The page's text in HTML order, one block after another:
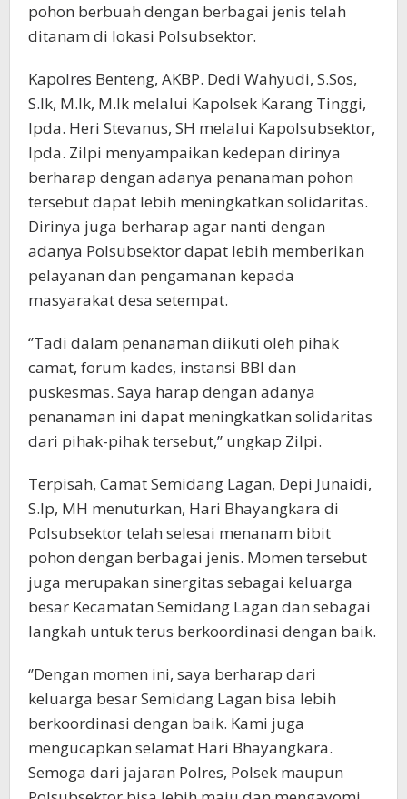
pohon berbuah dengan berbagai jenis telah
ditanam di lokasi Polsubsektor.
Kapolres Benteng, AKBP. Dedi Wahyudi, S.Sos,
S.Ik, M.Ik, M.Ik melalui Kapolsek Karang Tinggi,
Ipda. Heri Stevanus, SH melalui Kapolsubsektor,
Ipda. Zilpi menyampaikan kedepan dirinya
berharap dengan adanya penanaman pohon
tersebut dapat lebih meningkatkan solidaritas.
Dirinya juga berharap agar nanti dengan
adanya Polsubsektor dapat lebih memberikan
pelayanan dan pengamanan kepada
masyarakat desa setempat.
‘’Tadi dalam penanaman diikuti oleh pihak
camat, forum kades, instansi BBI dan
puskesmas. Saya harap dengan adanya
penanaman ini dapat meningkatkan solidaritas
dari pihak-pihak tersebut,’’ ungkap Zilpi.
Terpisah, Camat Semidang Lagan, Depi Junaidi,
S.Ip, MH menuturkan, Hari Bhayangkara di
Polsubsektor telah selesai menanam bibit
pohon dengan berbagai jenis. Momen tersebut
juga merupakan sinergitas sebagai keluarga
besar Kecamatan Semidang Lagan dan sebagai
langkah untuk terus berkoordinasi dengan baik.
‘’Dengan momen ini, saya berharap dari
keluarga besar Semidang Lagan bisa lebih
berkoordinasi dengan baik. Kami juga
mengucapkan selamat Hari Bhayangkara.
Semoga dari jajaran Polres, Polsek maupun